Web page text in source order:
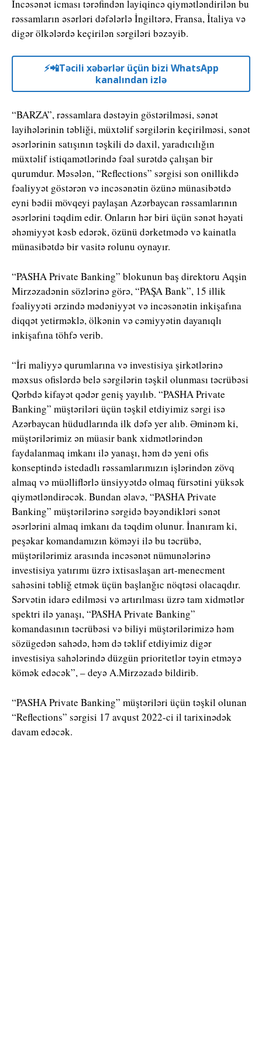
İncəsənət icması tərəfindən layiqincə qiymətləndirilən bu
rəssamların əsərləri dəfələrlə İngiltərə, Fransa, İtaliya və
digər ölkələrdə keçirilən sərgiləri bəzəyib.
⚡️📲Təcili xəbərlər üçün bizi WhatsApp
kanalından izlə
“BARZA”, rəssamlara dəstəyin göstərilməsi, sənət
layihələrinin təbliği, müxtəlif sərgilərin keçirilməsi, sənət
əsərlərinin satışının təşkili də daxil, yaradıcılığın
müxtəlif istiqamətlərində fəal surətdə çalışan bir
qurumdur. Məsələn, “Reflections” sərgisi son onillikdə
fəaliyyət göstərən və incəsənətin özünə münasibətdə
eyni bədii mövqeyi paylaşan Azərbaycan rəssamlarının
əsərlərini təqdim edir. Onların hər biri üçün sənət həyati
əhəmiyyət kəsb edərək, özünü dərketmədə və kainatla
münasibətdə bir vasitə rolunu oynayır.
“PASHA Private Banking” blokunun baş direktoru Aqşin
Mirzəzadənin sözlərinə görə, “PAŞA Bank”, 15 illik
fəaliyyəti ərzində mədəniyyət və incəsənətin inkişafına
diqqət yetirməklə, ölkənin və cəmiyyətin dayanıqlı
inkişafına töhfə verib.
“İri maliyyə qurumlarına və investisiya şirkətlərinə
məxsus ofislərdə belə sərgilərin təşkil olunması təcrübəsi
Qərbdə kifayət qədər geniş yayılıb. “PASHA Private
Banking” müştəriləri üçün təşkil etdiyimiz sərgi isə
Azərbaycan hüdudlarında ilk dəfə yer alıb. Əminəm ki,
müştərilərimiz ən müasir bank xidmətlərindən
faydalanmaq imkanı ilə yanaşı, həm də yeni ofis
konseptində istedadlı rəssamlarımızın işlərindən zövq
almaq və müəlliflərlə ünsiyyətdə olmaq fürsətini yüksək
qiymətləndirəcək. Bundan əlavə, “PASHA Private
Banking” müştərilərinə sərgidə bəyəndikləri sənət
əsərlərini almaq imkanı da təqdim olunur. İnanıram ki,
peşəkar komandamızın köməyi ilə bu təcrübə,
müştərilərimiz arasında incəsənət nümunələrinə
investisiya yatırımı üzrə ixtisaslaşan art-menecment
sahəsini təbliğ etmək üçün başlanğıc nöqtəsi olacaqdır.
Sərvətin idarə edilməsi və artırılması üzrə tam xidmətlər
spektri ilə yanaşı, “PASHA Private Banking”
komandasının təcrübəsi və biliyi müştərilərimizə həm
sözügedən sahədə, həm də təklif etdiyimiz digər
investisiya sahələrində düzgün prioritetlər təyin etməyə
kömək edəcək”, – deyə A.Mirzəzadə bildirib.
“PASHA Private Banking” müştəriləri üçün təşkil olunan
“Reflections” sərgisi 17 avqust 2022-ci il tarixinədək
davam edəcək.